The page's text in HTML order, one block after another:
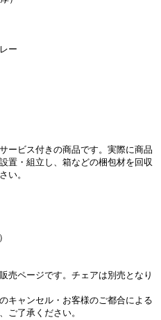
ー
ービス付きの商品です。実際に商品
置・組立し、箱などの梱包材を回収
い。
売ページです。チェアは別売となり
キャンセル・お客様のご都合による
ご了承ください。